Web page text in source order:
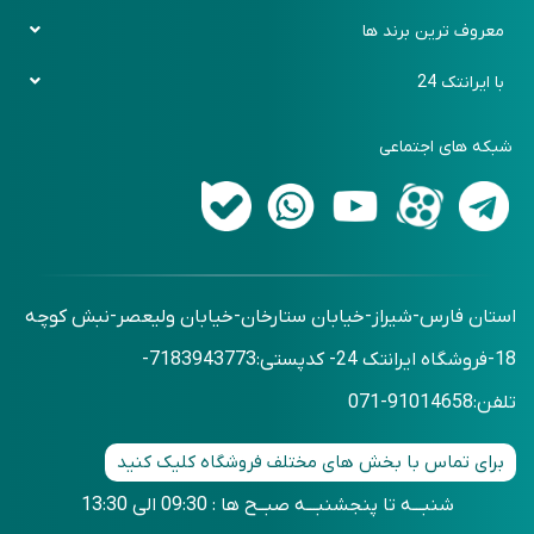
روش های ارسال کالا
پرسش های متداول
فرم برگشت خرید
دیجی پی
اقساطی حضوری
اقساطی بدون ضمانت
معروف ترین برند ها
ایکیا (Ikea)
شیائومی (Xiaomi)
آرکتیک هانتر (Arctic Hunter)
با ایرانتک 24
وبلاگ
شبکه های اجتماعی
استان فارس-شیراز-خیابان ستارخان-خیابان ولیعصر-نبش کوچه
18-فروشگاه ایرانتک 24- کدپستی:7183943773-
تلفن:91014658-071
برای تماس با بخش های مختلف فروشگاه کلیک کنید
شنبـــه تا پنجشنبـــه صبــح ها : 09:30 الی 13:30